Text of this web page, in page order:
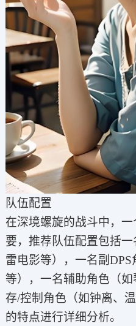
队伍配置
在深境螺旋的战斗中，
要，推荐队伍配置包括一
雷电影等），一名副
等），一名辅助角色（
存/控制角色（如钟离、
的特点进行详细分析。